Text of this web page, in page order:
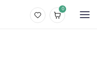
0